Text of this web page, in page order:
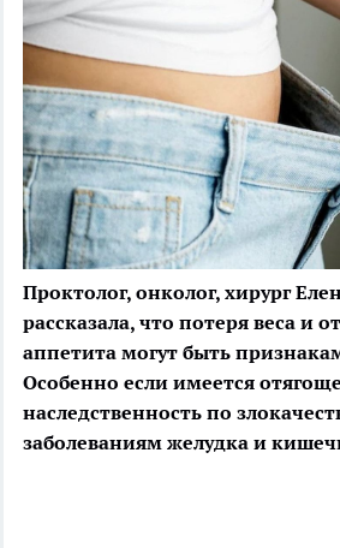
Проктолог, онколог, хирург
рассказала, что потеря веса и
аппетита могут быть
Особенно если имеется
наследственность по
заболеваниям желудка и